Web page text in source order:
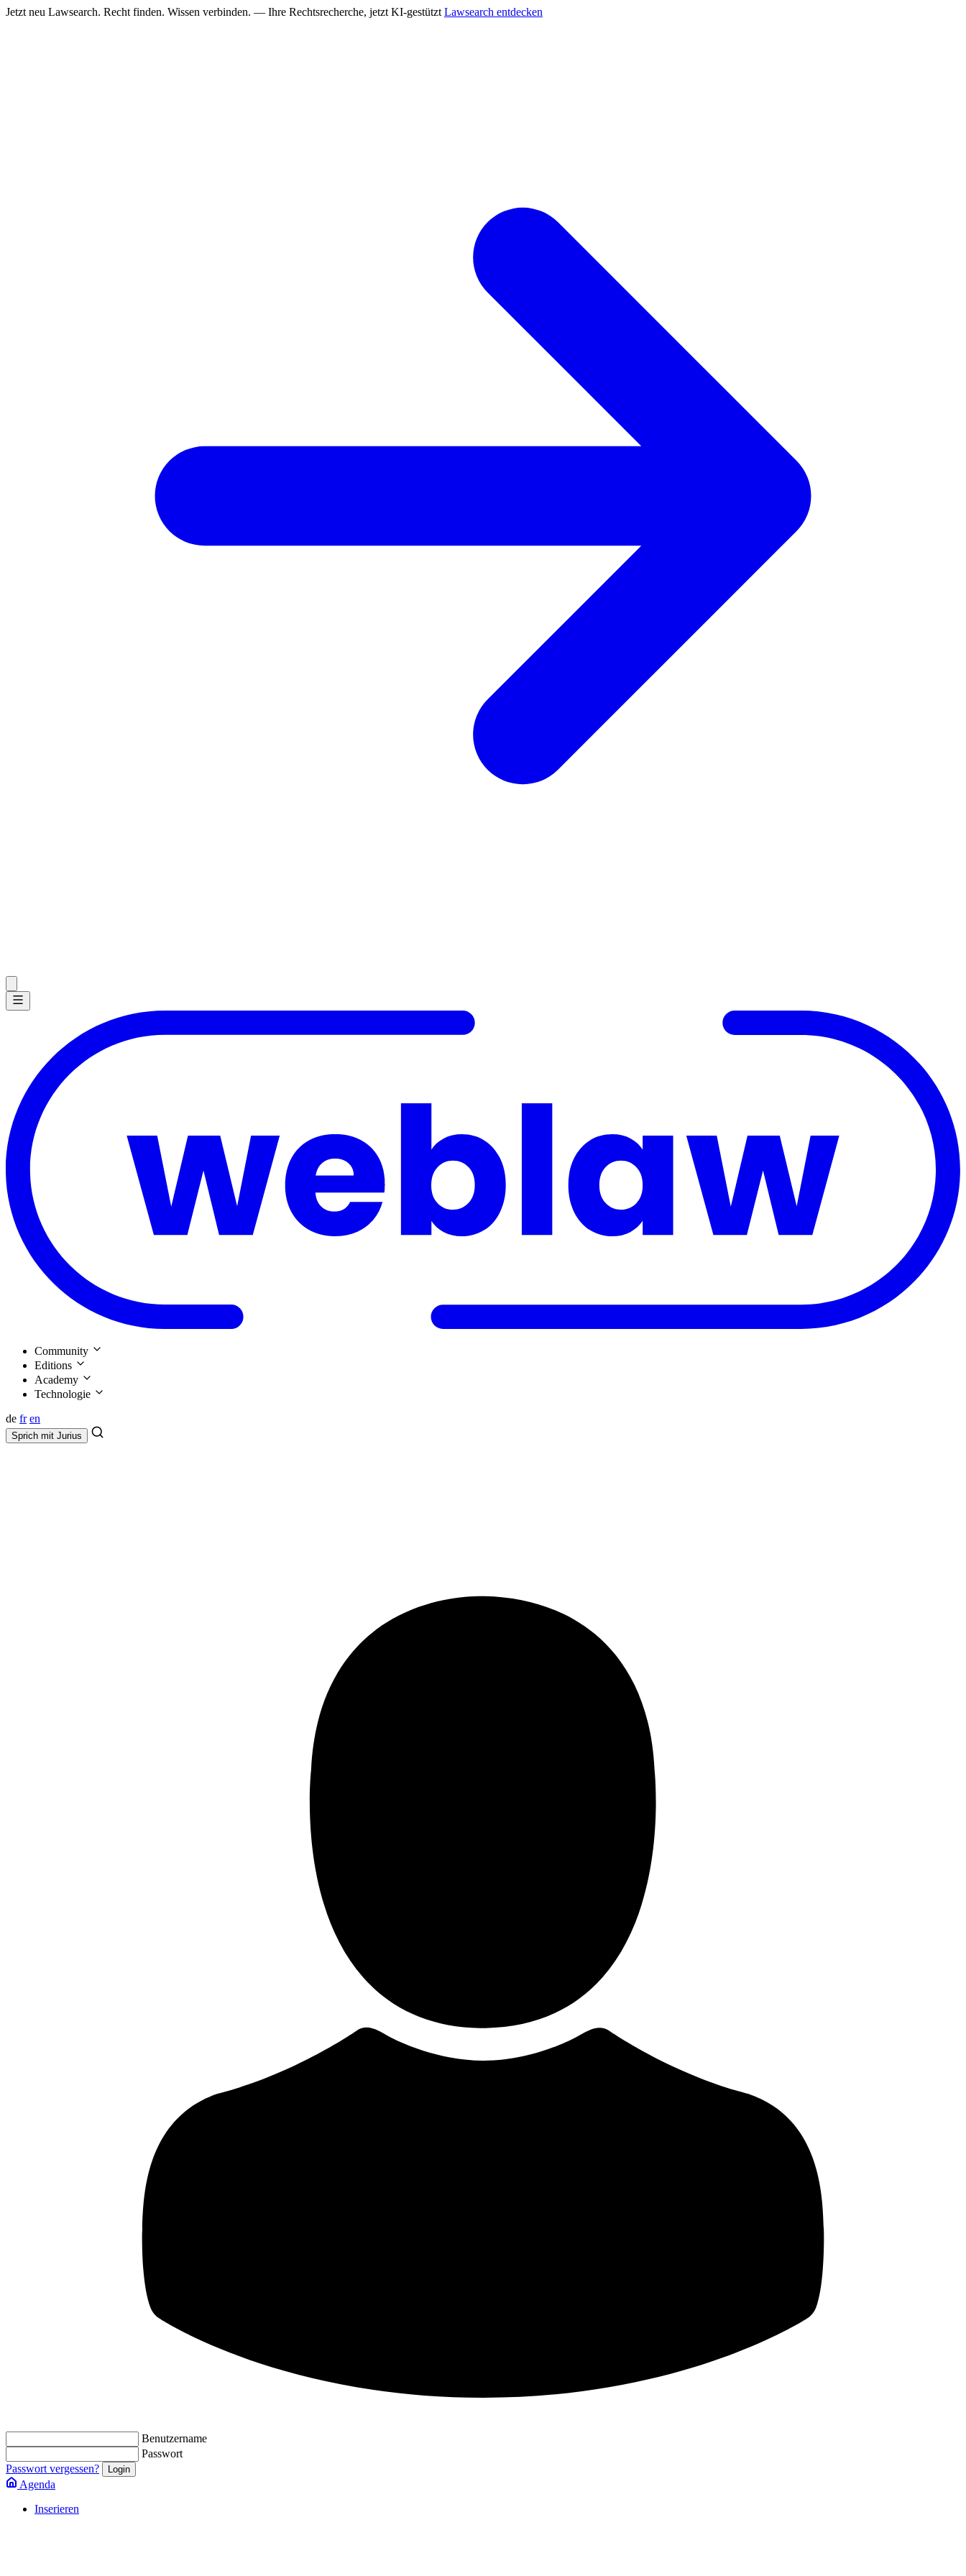
Jetzt neu Lawsearch. Recht finden. Wissen verbinden. — Ihre Rechtsrecherche, jetzt KI-gestützt Lawsearch entdecken
Community
Editions
Academy
Technologie
de fr en
Sprich mit Jurius
Benutzername
Passwort
Passwort vergessen?
Agenda
Inserieren